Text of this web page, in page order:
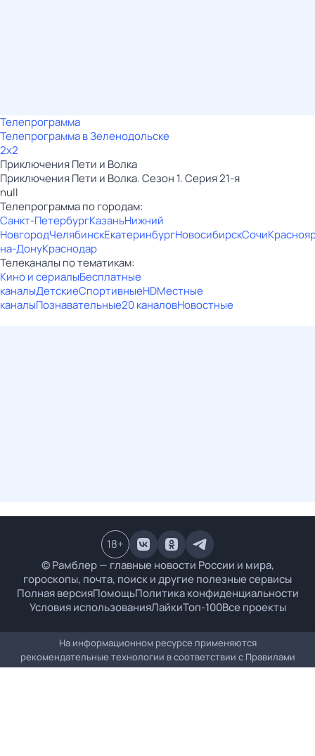
Телепрограмма
Телепрограмма в Зеленодольске
2x2
Приключения Пети и Волка
Приключения Пети и Волка. Сезон 1. Серия 21-я
null
Телепрограмма по городам:
Санкт-ПетербургКазаньНижний
НовгородЧелябинскЕкатеринбургНовосибирскСочи
на-ДонуКраснодар
Телеканалы по тематикам:
Кино и сериалыБесплатные
каналыДетскиеСпортивныеHDМестные
каналыПознавательные20 каналовНовостные
© Рамблер — главные новости России и мира,
гороскопы, почта, поиск и другие полезные сервисы
Полная версияПомощьПолитика конфиденциальности
Условия использованияЛайкиТоп-100Все проекты
18+
На информационном ресурсе применяются
рекомендательные технологии в соответствии с Правилами